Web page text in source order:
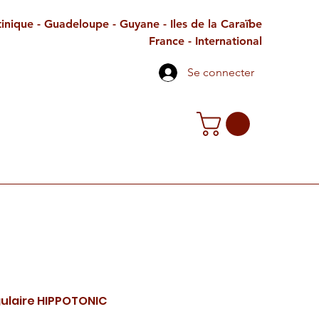
- Guadeloupe - Guyane - Iles de la Caraïbe
France - International
Se connecter
HIPPOTONIC